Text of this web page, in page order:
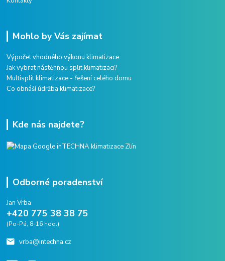
Mohlo by Vás zajímat
Výpočet vhodného výkonu klimatizace
Jak vybrat nástěnnou split klimatizaci?
Multisplit klimatizace - řešení celého domu
Co obnáší údržba klimatizace?
Kde nás najdete?
Odborné poradenství
Jan Vrba
+420 775 38 38 75
(Po-Pá, 8-16 hod.)
vrba@intechna.cz